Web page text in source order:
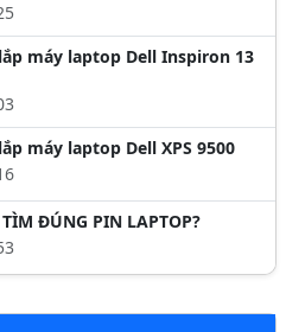
máy laptop Dell Inspiron 13
máy laptop Dell XPS 9500
ĐÚNG PIN LAPTOP?